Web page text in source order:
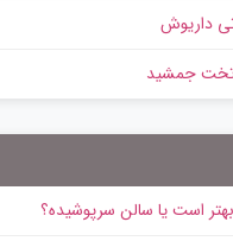
داریوش
تخت جمشید
است یا سالن سرپوشیده؟